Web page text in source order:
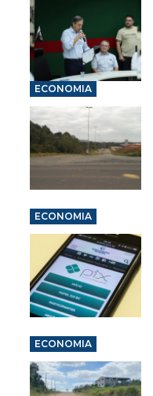
ECONOMIA
ECONOMIA
ECONOMIA